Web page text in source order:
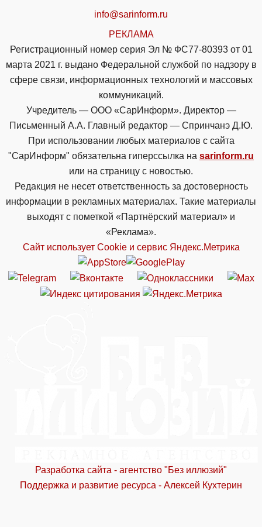
info@sarinform.ru
РЕКЛАМА
Регистрационный номер серия Эл № ФС77-80393 от 01
марта 2021 г. выдано Федеральной службой по надзору в
сфере связи, информационных технологий и массовых
коммуникаций.
Учредитель — ООО «СарИнформ». Директор —
Письменный А.А. Главный редактор — Спринчанэ Д.Ю.
При использовании любых материалов с сайта
"СарИнформ" обязательна гиперссылка на sarinform.ru
или на страницу с новостью.
Редакция не несет ответственность за достоверность
информации в рекламных материалах. Такие материалы
выходят с пометкой «Партнёрский материал» и
«Реклама».
Сайт использует Cookie и сервиc Яндекс.Метрика
Разработка сайта - агентство "Без иллюзий"
Поддержка и развитие ресурса - Алексей Кухтерин